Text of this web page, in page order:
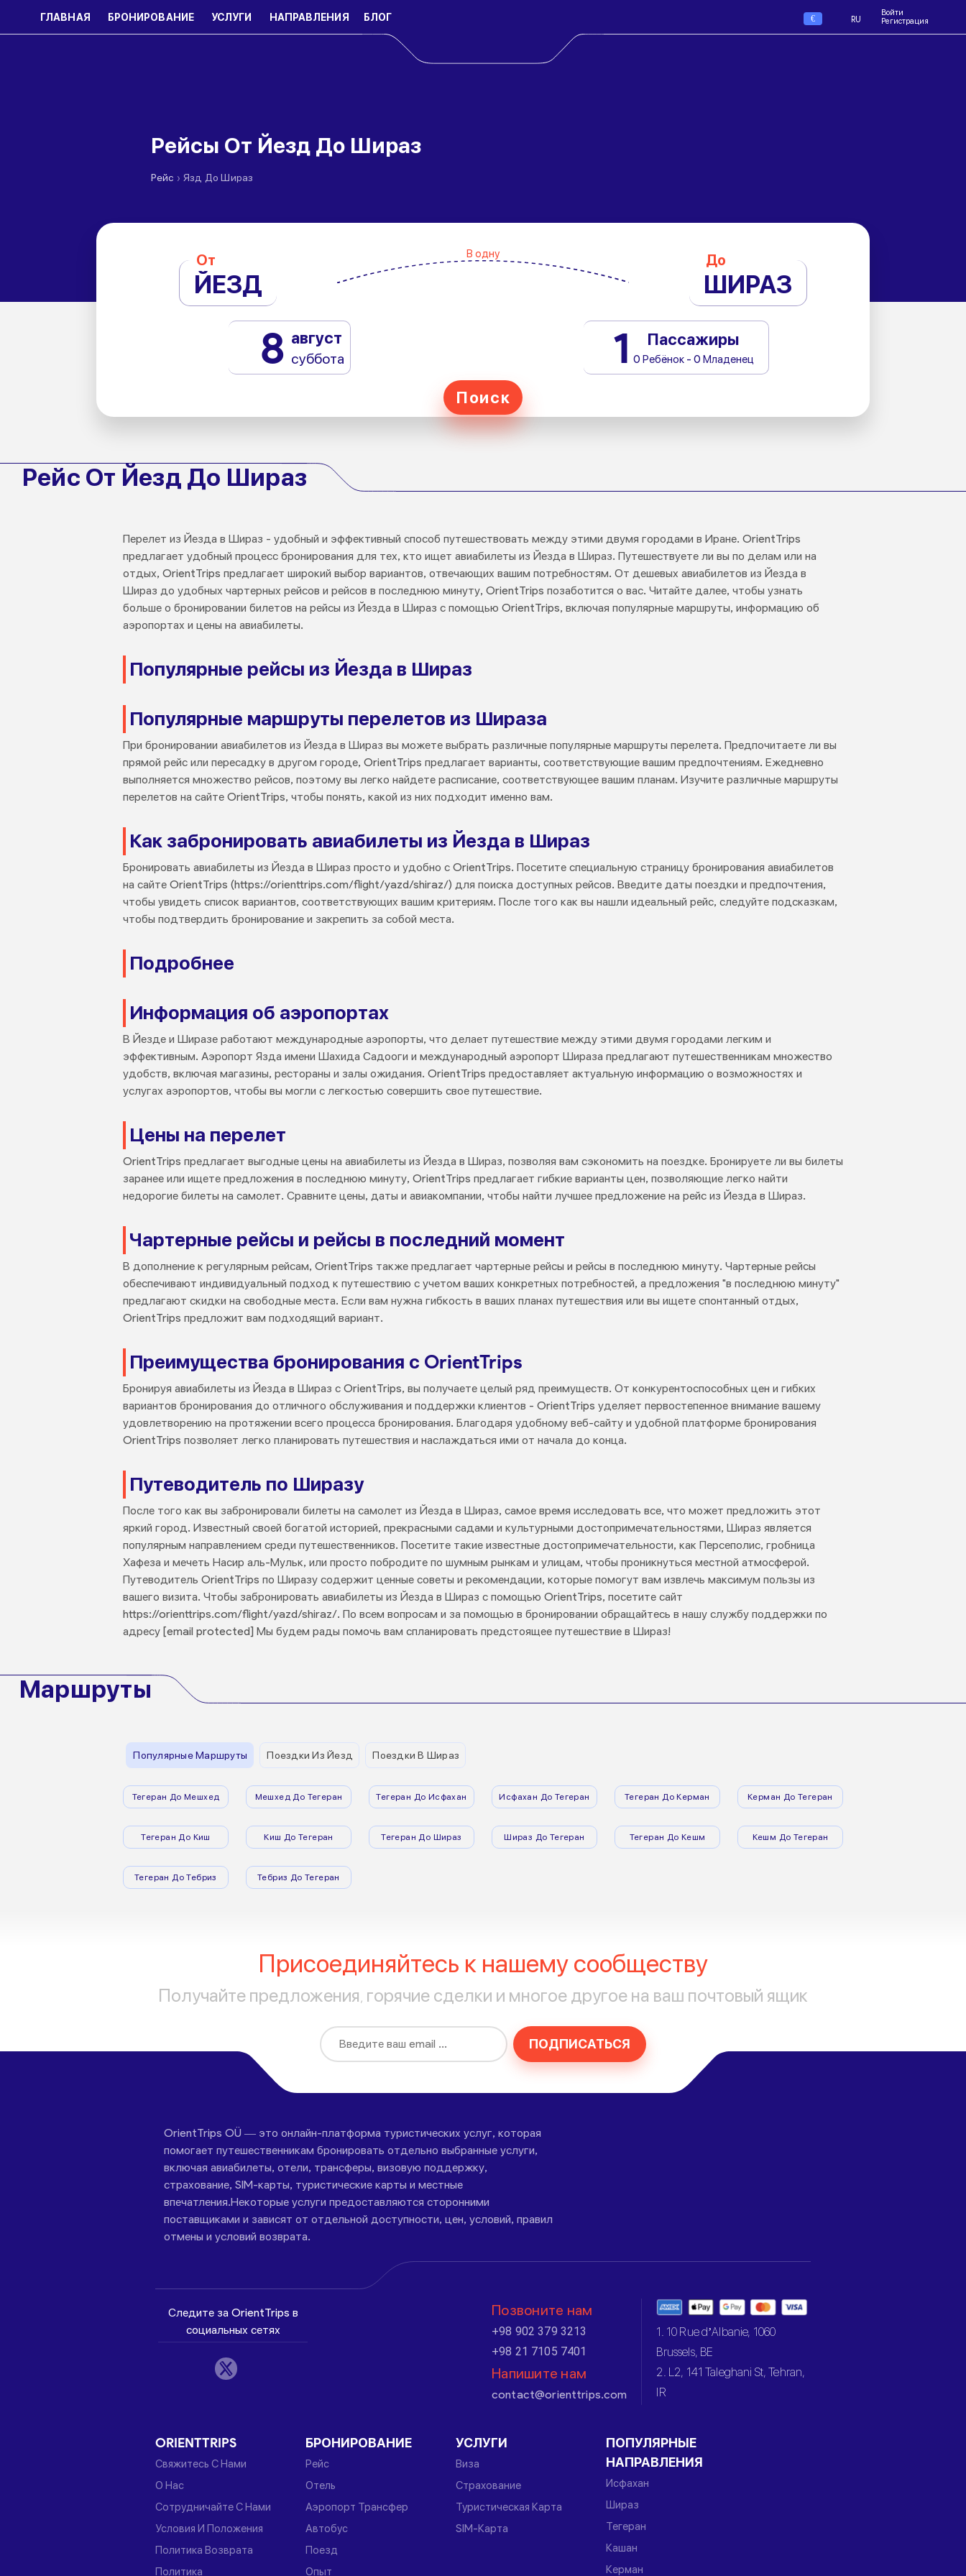
ГЛАВНАЯ БРОНИРОВАНИЕ УСЛУГИ НАПРАВЛЕНИЯ БЛОГ € RU
Войти
Регистрация
Рейсы От Йезд До Шираз
Рейс › Язд До Шираз
От
ЙЕЗД
В одну До
ШИРАЗ
8 август
суббота 1 Пассажиры
0 Ребёнок - 0 Младенец
Поиск
Рейс От Йезд До Шираз
Перелет из Йезда в Шираз - удобный и эффективный способ путешествовать между этими двумя городами в Иране. OrientTrips
предлагает удобный процесс бронирования для тех, кто ищет авиабилеты из Йезда в Шираз. Путешествуете ли вы по делам или на
отдых, OrientTrips предлагает широкий выбор вариантов, отвечающих вашим потребностям. От дешевых авиабилетов из Йезда в
Шираз до удобных чартерных рейсов и рейсов в последнюю минуту, OrientTrips позаботится о вас. Читайте далее, чтобы узнать
больше о бронировании билетов на рейсы из Йезда в Шираз с помощью OrientTrips, включая популярные маршруты, информацию об
аэропортах и цены на авиабилеты.
Популярные рейсы из Йезда в Шираз
Популярные маршруты перелетов из Шираза
При бронировании авиабилетов из Йезда в Шираз вы можете выбрать различные популярные маршруты перелета. Предпочитаете ли вы
прямой рейс или пересадку в другом городе, OrientTrips предлагает варианты, соответствующие вашим предпочтениям. Ежедневно
выполняется множество рейсов, поэтому вы легко найдете расписание, соответствующее вашим планам. Изучите различные маршруты
перелетов на сайте OrientTrips, чтобы понять, какой из них подходит именно вам.
Как забронировать авиабилеты из Йезда в Шираз
Бронировать авиабилеты из Йезда в Шираз просто и удобно с OrientTrips. Посетите специальную страницу бронирования авиабилетов
на сайте OrientTrips (https://orienttrips.com/flight/yazd/shiraz/) для поиска доступных рейсов. Введите даты поездки и предпочтения,
чтобы увидеть список вариантов, соответствующих вашим критериям. После того как вы нашли идеальный рейс, следуйте подсказкам,
чтобы подтвердить бронирование и закрепить за собой места.
Подробнее
Информация об аэропортах
В Йезде и Ширазе работают международные аэропорты, что делает путешествие между этими двумя городами легким и
эффективным. Аэропорт Язда имени Шахида Садооги и международный аэропорт Шираза предлагают путешественникам множество
удобств, включая магазины, рестораны и залы ожидания. OrientTrips предоставляет актуальную информацию о возможностях и
услугах аэропортов, чтобы вы могли с легкостью совершить свое путешествие.
Цены на перелет
OrientTrips предлагает выгодные цены на авиабилеты из Йезда в Шираз, позволяя вам сэкономить на поездке. Бронируете ли вы билеты
заранее или ищете предложения в последнюю минуту, OrientTrips предлагает гибкие варианты цен, позволяющие легко найти
недорогие билеты на самолет. Сравните цены, даты и авиакомпании, чтобы найти лучшее предложение на рейс из Йезда в Шираз.
Чартерные рейсы и рейсы в последний момент
В дополнение к регулярным рейсам, OrientTrips также предлагает чартерные рейсы и рейсы в последнюю минуту. Чартерные рейсы
обеспечивают индивидуальный подход к путешествию с учетом ваших конкретных потребностей, а предложения "в последнюю минуту"
предлагают скидки на свободные места. Если вам нужна гибкость в ваших планах путешествия или вы ищете спонтанный отдых,
OrientTrips предложит вам подходящий вариант.
Преимущества бронирования с OrientTrips
Бронируя авиабилеты из Йезда в Шираз с OrientTrips, вы получаете целый ряд преимуществ. От конкурентоспособных цен и гибких
вариантов бронирования до отличного обслуживания и поддержки клиентов - OrientTrips уделяет первостепенное внимание вашему
удовлетворению на протяжении всего процесса бронирования. Благодаря удобному веб-сайту и удобной платформе бронирования
OrientTrips позволяет легко планировать путешествия и наслаждаться ими от начала до конца.
Путеводитель по Ширазу
После того как вы забронировали билеты на самолет из Йезда в Шираз, самое время исследовать все, что может предложить этот
яркий город. Известный своей богатой историей, прекрасными садами и культурными достопримечательностями, Шираз является
популярным направлением среди путешественников. Посетите такие известные достопримечательности, как Персеполис, гробница
Хафеза и мечеть Насир аль-Мульк, или просто побродите по шумным рынкам и улицам, чтобы проникнуться местной атмосферой.
Путеводитель OrientTrips по Ширазу содержит ценные советы и рекомендации, которые помогут вам извлечь максимум пользы из
вашего визита. Чтобы забронировать авиабилеты из Йезда в Шираз с помощью OrientTrips, посетите сайт
https://orienttrips.com/flight/yazd/shiraz/. По всем вопросам и за помощью в бронировании обращайтесь в нашу службу поддержки по
адресу [email protected] Мы будем рады помочь вам спланировать предстоящее путешествие в Шираз!
Маршруты
Популярные Маршруты Поездки Из Йезд Поездки В Шираз
Тегеран До Мешхед Мешхед До Тегеран Тегеран До Исфахан Исфахан До Тегеран Тегеран До Керман Керман До Тегеран
Тегеран До Киш Киш До Тегеран Тегеран До Шираз Шираз До Тегеран Тегеран До Кешм Кешм До Тегеран
Тегеран До Тебриз Тебриз До Тегеран
Присоединяйтесь к нашему сообществу
Получайте предложения, горячие сделки и многое другое на ваш почтовый ящик
ПОДПИСАТЬСЯ
OrientTrips OÜ — это онлайн-платформа туристических услуг, которая
помогает путешественникам бронировать отдельно выбранные услуги,
включая авиабилеты, отели, трансферы, визовую поддержку,
страхование, SIM-карты, туристические карты и местные
впечатления.Некоторые услуги предоставляются сторонними
поставщиками и зависят от отдельной доступности, цен, условий, правил
отмены и условий возврата.
Следите за OrientTrips в
социальных сетях
Позвоните нам
+98 902 379 3213
+98 21 7105 7401
Напишите нам
contact@orienttrips.com
1. 10 Rue d’Albanie, 1060
Brussels, BE
2. L2, 141 Taleghani St, Tehran,
IR
ORIENTTRIPS
Свяжитесь С Нами
О Нас
Сотрудничайте С Нами
Условия И Положения
Политика Возврата
Политика
БРОНИРОВАНИЕ
Рейс
Отель
Аэропорт Трансфер
Автобус
Поезд
Опыт
УСЛУГИ
Виза
Страхование
Туристическая Карта
SIM-Карта
ПОПУЛЯРНЫЕ
НАПРАВЛЕНИЯ
Исфахан
Шираз
Тегеран
Кашан
Керман